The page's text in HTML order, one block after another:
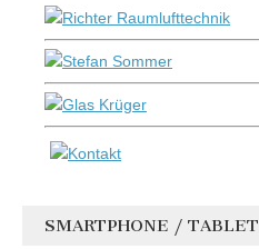
SMARTPHONE /